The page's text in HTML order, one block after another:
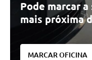
Pode marcar
mais próxima
MARCAR OFICINA